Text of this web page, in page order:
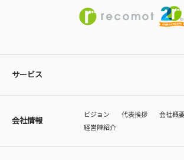
サービス
会社情報
ビジョン 代表挨拶 会社概
経営陣紹介